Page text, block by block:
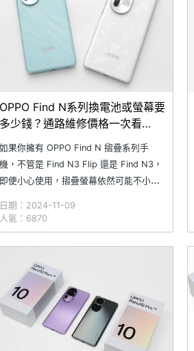
OPPO Find N系列換電池或螢幕要
多少錢？通路維修價格一次看
如果你擁有 OPPO Find N 摺疊系列手
機，不管是 Find N3 Flip 還是 Find N3，
即便小心使用，摺疊螢幕依然可能不小心
費高額費用到原廠維修，還不如考慮到
SOGI 合作的維修店家更換螢幕或電池，既
實惠又方便！那麼 OPPO Find N 系
日期：2024-11-09
人氣：6870